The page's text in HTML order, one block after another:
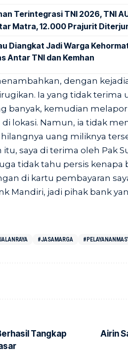
Terintegrasi TNI 2026, TNI
Matra, 12.000 Prajurit
Diangkat Jadi Warga
Antar TNI dan Kemhan
dengan
Ia yang tidak terima
banyak, kemudian
lokasi. Namun, ia tidak
hilangnya uang miliknya
itu, saya di terima oleh Pak
tidak tahu persis kenapa
di kartu pembayaran
Mandiri, jadi pihak bank
#JASAMARGA
Tangkap
Airin